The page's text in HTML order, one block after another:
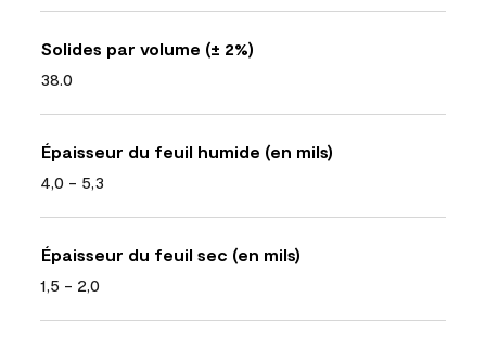
Solides par volume (± 2%)
38.0
Épaisseur du feuil humide (en mils)
4,0 - 5,3
Épaisseur du feuil sec (en mils)
1,5 - 2,0